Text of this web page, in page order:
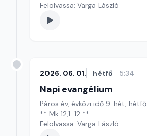
Felolvassa: Varga László
2026. 06. 01. hétfő 5:34
Napi evangélium
Páros év, évközi idő 9. hét, hétfő
** Mk 12,1-12 **
Felolvassa: Varga László